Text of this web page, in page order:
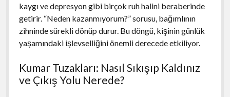
kaygı ve depresyon gibi birçok ruh halini beraberinde
getirir. “Neden kazanmıyorum?” sorusu, bağımlının
zihninde sürekli dönüp durur. Bu döngü, kişinin günlük
yaşamındaki işlevselliğini önemli derecede etkiliyor.
Kumar Tuzakları: Nasıl Sıkışıp Kaldınız
ve Çıkış Yolu Nerede?